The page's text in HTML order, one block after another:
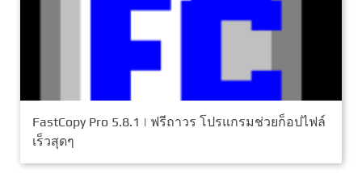
FastCopy Pro 5.8.1 | ฟรีถาวร โปรแกรมช่วยก็อปไฟล์
เร็วสุดๆ